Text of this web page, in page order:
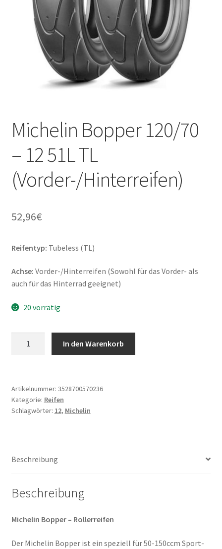
Michelin Bopper 120/70
– 12 51L TL
(Vorder-/Hinterreifen)
52,96€
Reifentyp: Tubeless (TL)
Achse: Vorder-/Hinterreifen (Sowohl für das Vorder- als
auch für das Hinterrad geeignet)
20 vorrätig
12
51L
TL
In den Warenkorb
Artikelnummer: 3528700570236
Kategorie: Reifen
Schlagwörter: 12, Michelin
Beschreibung
Beschreibung
Michelin Bopper – Rollerreifen
Der Michelin Bopper ist ein speziell für 50-150ccm Sport-